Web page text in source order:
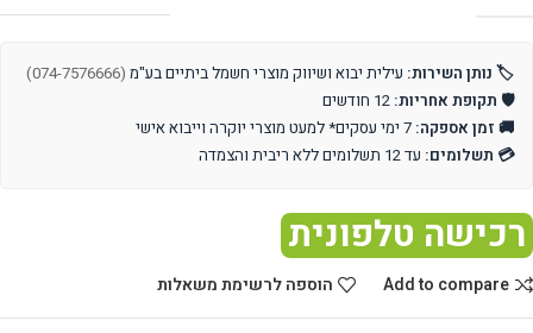
🏷️ נותן השירות: עילית יבוא ושיווק מוצרי חשמל ביתיים בע"מ (074-7576666)
🛡️ תקופת אחריות:
🚚 זמן אספקה:
💳 תשלומים: עד 12 תשלומים ללא ריבית והצמדה
רכישה טלפונית
Add to compare הוספה לרשימת משאלות